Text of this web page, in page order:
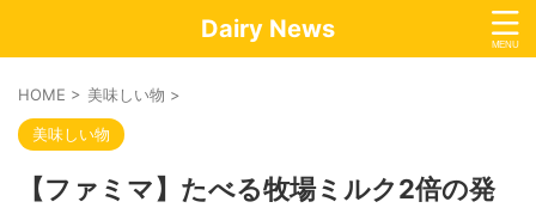
Dairy News
HOME > 美味しい物 >
美味しい物
【ファミマ】たべる牧場ミルク2倍の発